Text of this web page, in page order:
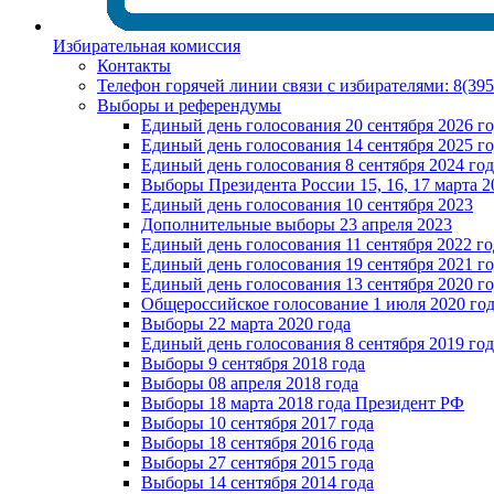
Избирательная комиссия
Контакты
Телефон горячей линии связи с избирателями:
Выборы и референдумы
Единый день голосования 20 сентября 2026
Единый день голосования 14 сентября 2025
Единый день голосования 8 сентября 2024
Выборы Президента России 15, 16, 17 марта
Единый день голосования 10 сентября 2023
Дополнительные выборы 23 апреля 2023
Единый день голосования 11 сентября 2022
Единый день голосования 19 сентября 2021
Единый день голосования 13 сентября 2020
Общероссийское голосование 1 июля 2020
Выборы 22 марта 2020 года
Единый день голосования 8 сентября 2019
Выборы 9 сентября 2018 года
Выборы 08 апреля 2018 года
Выборы 18 марта 2018 года Президент РФ
Выборы 10 сентября 2017 года
Выборы 18 сентября 2016 года
Выборы 27 сентября 2015 года
Выборы 14 сентября 2014 года